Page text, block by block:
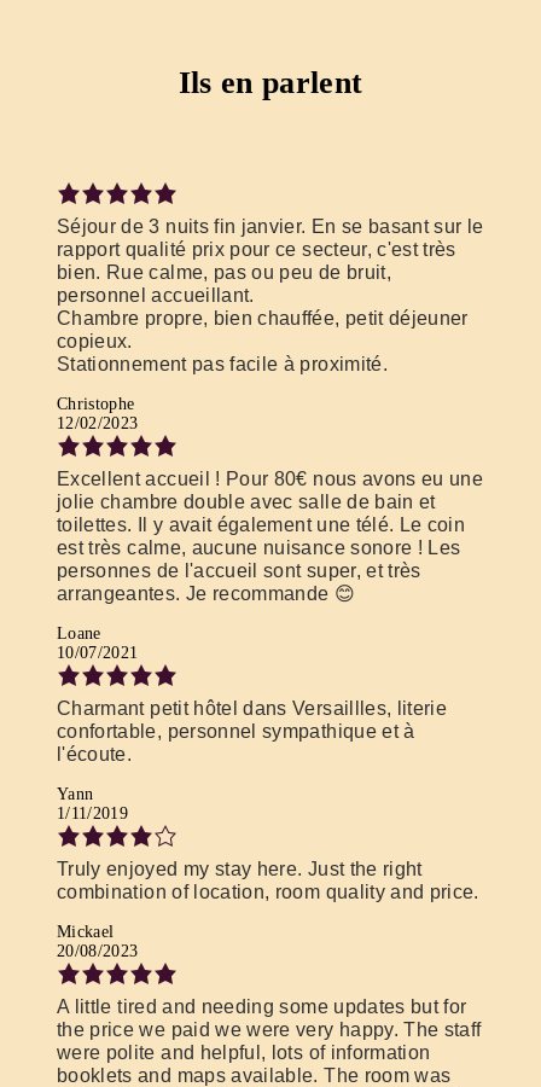
Ils en parlent
Séjour de 3 nuits fin janvier. En se basant sur le
rapport qualité prix pour ce secteur, c'est très
bien. Rue calme, pas ou peu de bruit,
personnel accueillant.
Chambre propre, bien chauffée, petit déjeuner
copieux.
Stationnement pas facile à proximité.
Christophe
12/02/2023
Excellent accueil ! Pour 80€ nous avons eu une
jolie chambre double avec salle de bain et
toilettes. Il y avait également une télé. Le coin
est très calme, aucune nuisance sonore ! Les
personnes de l'accueil sont super, et très
arrangeantes. Je recommande 😊
Loane
10/07/2021
Charmant petit hôtel dans Versaillles, literie
confortable, personnel sympathique et à
l'écoute.
Yann
1/11/2019
Truly enjoyed my stay here. Just the right
combination of location, room quality and price.
Mickael
20/08/2023
A little tired and needing some updates but for
the price we paid we were very happy. The staff
were polite and helpful, lots of information
booklets and maps available. The room was